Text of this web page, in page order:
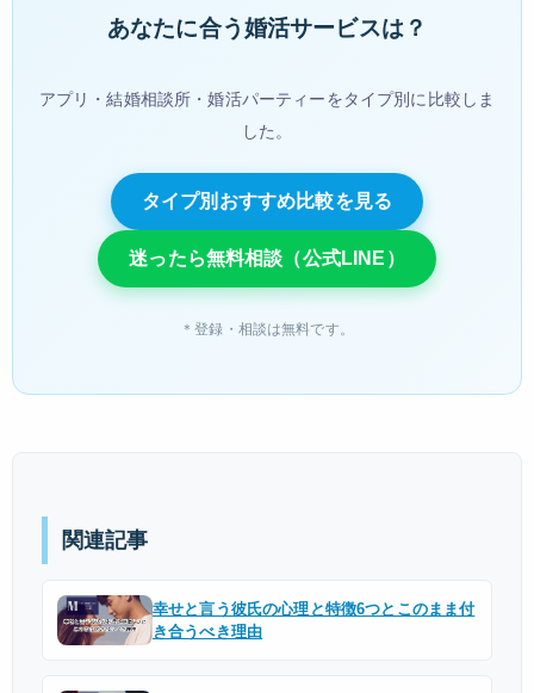
あなたに合う婚活サービスは？
アプリ・結婚相談所・婚活パーティーをタイプ別に比較しま
した。
タイプ別おすすめ比較を見る
迷ったら無料相談（公式LINE）
＊登録・相談は無料です。
関連記事
幸せと言う彼氏の心理と特徴6つとこのまま付
き合うべき理由